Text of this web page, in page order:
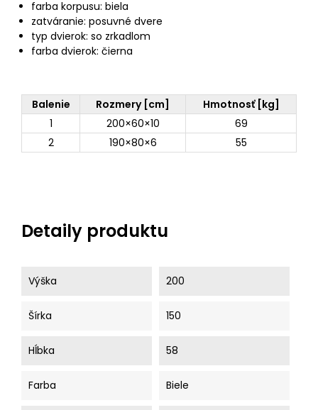
farba korpusu: biela
zatváranie: posuvné dvere
typ dvierok: so zrkadlom
farba dvierok: čierna
Balenie Rozmery [cm]
Hmotnosť [kg]
1
200×60×10
69
2
190×80×6 55
Detaily produktu
Výška 200
Šírka 150
Hĺbka 58
Farba Biele